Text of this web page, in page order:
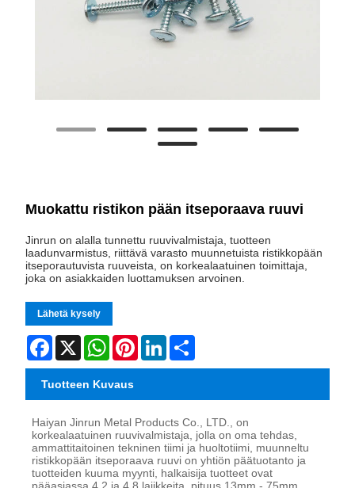
Muokattu ristikon pään itseporaava ruuvi
Jinrun on alalla tunnettu ruuvivalmistaja, tuotteen
laadunvarmistus, riittävä varasto muunnetuista ristikkopään
itseporautuvista ruuveista, on korkealaatuinen toimittaja,
joka on asiakkaiden luottamuksen arvoinen.
Lähetä kysely
Facebook
X WhatsAppPinterestLinkedIn
Tuotteen Kuvaus
Haiyan Jinrun Metal Products Co., LTD., on
korkealaatuinen ruuvivalmistaja, jolla on oma tehdas,
ammattitaitoinen tekninen tiimi ja huoltotiimi, muunneltu
ristikkopään itseporaava ruuvi on yhtiön päätuotanto ja
tuotteiden kuuma myynti, halkaisija tuotteet ovat